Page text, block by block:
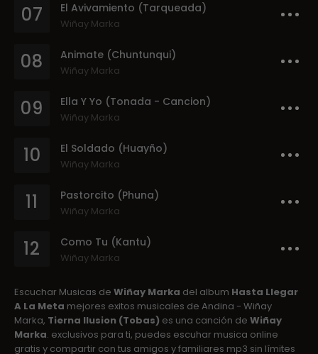
07 El Avivamiento (Tarqueada)
Wiñay Marka
08 Animate (Chuntunqui)
Wiñay Marka
09 Ella Y Yo (Tonada - Cancion)
Wiñay Marka
10 El Soldado (Huayño)
Wiñay Marka
11 Pastorcito (Phuna)
Wiñay Marka
12 Como Tu (Kantu)
Wiñay Marka
Escuchar Musicas de Wiñay Marka del album Hasta Llegar
A La Meta mejores exitos musicales de Andina - Wiñay
Marka, Tierna Ilusion (Tobas) es una canción de Wiñay
Marka. exclusivos para ti, puedes escuhar musica online
gratis y compartir con tus amigos y familiares mp3 sin límites